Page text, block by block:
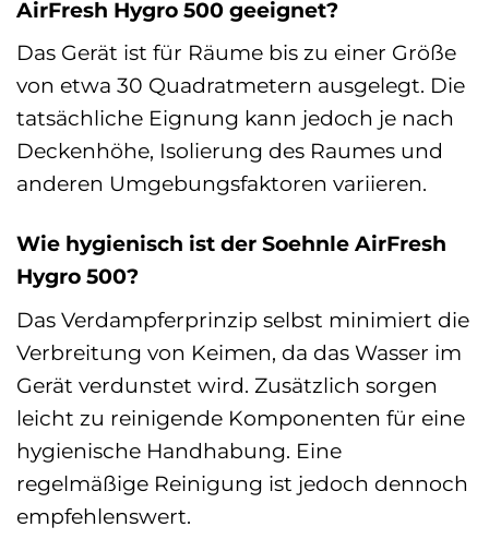
AirFresh Hygro 500 geeignet?
Das Gerät ist für Räume bis zu einer Größe
von etwa 30 Quadratmetern ausgelegt. Die
tatsächliche Eignung kann jedoch je nach
Deckenhöhe, Isolierung des Raumes und
anderen Umgebungsfaktoren variieren.
Wie hygienisch ist der Soehnle AirFresh
Hygro 500?
Das Verdampferprinzip selbst minimiert die
Verbreitung von Keimen, da das Wasser im
Gerät verdunstet wird. Zusätzlich sorgen
leicht zu reinigende Komponenten für eine
hygienische Handhabung. Eine
regelmäßige Reinigung ist jedoch dennoch
empfehlenswert.